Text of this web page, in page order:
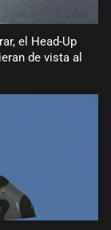
el Head-Up
de vista al